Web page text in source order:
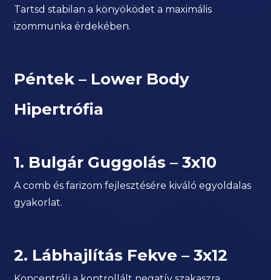
Tartsd stabilan a könyöködet a maximális
izommunka érdekében.
Péntek – Lower Body
Hipertrófia
1. Bulgár Guggolás – 3x10
A comb és farizom fejlesztésére kiváló egyoldalas
gyakorlat.
2. Lábhajlítás Fekve – 3x12